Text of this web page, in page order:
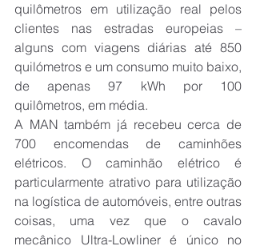
quilômetros em utilização real pelos
clientes nas estradas europeias –
alguns com viagens diárias até 850
quilómetros e um consumo muito baixo,
de apenas 97 kWh por 100
quilômetros, em média.
A MAN também já recebeu cerca de
700 encomendas de caminhões
elétricos. O caminhão elétrico é
particularmente atrativo para utilização
na logística de automóveis, entre outras
coisas, uma vez que o cavalo
mecânico Ultra-Lowliner é único no